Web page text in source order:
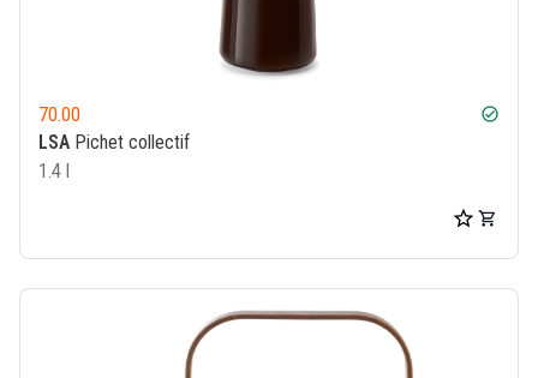
70.00 check_circle
LSA Pichet collectif
1.4 l